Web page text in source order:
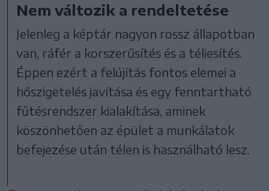
Nem változik a rendeltetése
Jelenleg a képtár nagyon rossz állapotban
van, ráfér a korszerűsítés és a téliesítés.
Éppen ezért a felújítás fontos elemei a
hőszigetelés javítása és egy fenntartható
fűtésrendszer kialakítása, aminek
köszönhetően az épület a munkálatok
befejezése után télen is használható lesz.